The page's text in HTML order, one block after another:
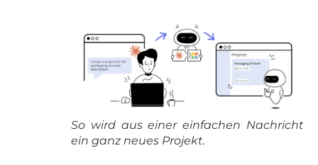
So wird aus einer einfachen Nachricht
ein ganz neues Projekt.